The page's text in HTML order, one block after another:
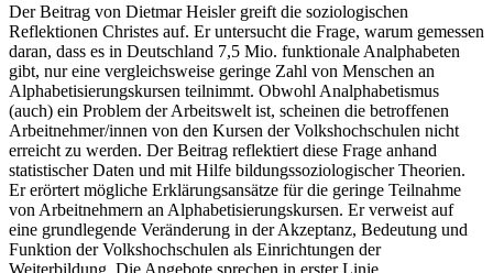
Der Beitrag von Dietmar Heisler greift die soziologischen
Reflektionen Christes auf. Er untersucht die Frage, warum gemessen
daran, dass es in Deutschland 7,5 Mio. funktionale Analphabeten
gibt, nur eine vergleichsweise geringe Zahl von Menschen an
Alphabetisierungskursen teilnimmt. Obwohl Analphabetismus
(auch) ein Problem der Arbeitswelt ist, scheinen die betroffenen
Arbeitnehmer/innen von den Kursen der Volkshochschulen nicht
erreicht zu werden. Der Beitrag reflektiert diese Frage anhand
statistischer Daten und mit Hilfe bildungssoziologischer Theorien.
Er erörtert mögliche Erklärungsansätze für die geringe Teilnahme
von Arbeitnehmern an Alphabetisierungskursen. Er verweist auf
eine grundlegende Veränderung in der Akzeptanz, Bedeutung und
Funktion der Volkshochschulen als Einrichtungen der
Weiterbildung. Die Angebote sprechen in erster Linie